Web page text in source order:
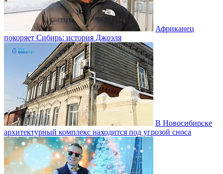
Африканец
покоряет Сибирь: история Джоэля
В Новосибирске
архитектурный комплекс находится под угрозой сноса